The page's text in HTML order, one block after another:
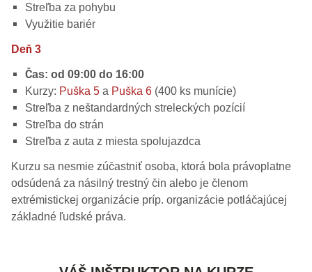
Streľba za pohybu
Využitie bariér
Deň 3
Čas: od 09:00 do 16:00
Kurzy: Puška 5 a Puška 6 (400 ks munície)
Streľba z neštandardných streleckých pozícií
Streľba do strán
Streľba z auta z miesta spolujazdca
Kurzu sa nesmie zúčastniť osoba, ktorá bola právoplatne
odsúdená za násilný trestný čin alebo je členom
extrémistickej organizácie príp. organizácie potláčajúcej
základné ľudské práva.